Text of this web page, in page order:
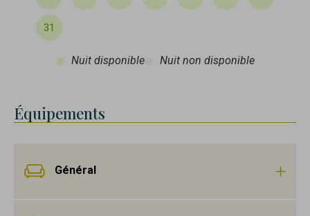
31
Nuit disponible Nuit non disponible
Équipements
Général